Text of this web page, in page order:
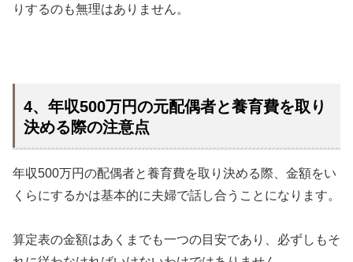
りするのも無理はありません。
4、年収500万円の元配偶者と養育費を取り
決める際の注意点
年収500万円の配偶者と養育費を取り決める際、金額をい
くらにするかは基本的に夫婦で話し合うことになります。
算定表の金額はあくまでも一つの目安であり、必ずしもそ